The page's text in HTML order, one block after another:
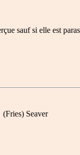
sauf si elle est
(Fries) Seaver